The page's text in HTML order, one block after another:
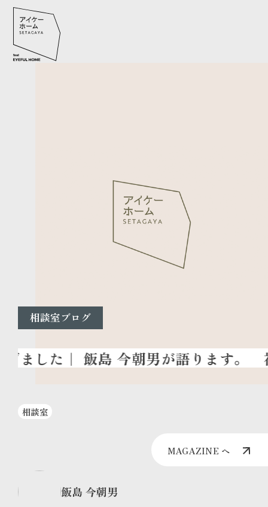
相談室ブログ
相談室
MAGAZINE へ
飯島 今朝男